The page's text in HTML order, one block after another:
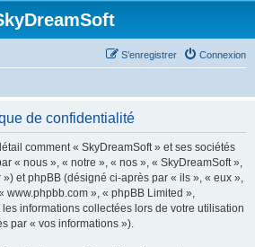
Connexion
S’enregistrer
de confidentialité
comment « SkyDreamSoft » et ses sociétés
« nous », « notre », « nos », « SkyDreamSoft »,
») et phpBB (désigné ci-après par « ils », « eux »,
www.phpbb.com », « phpBB Limited »,
informations collectées lors de votre utilisation
par « vos informations »).